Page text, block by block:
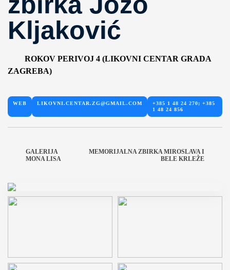
Kljaković
ROKOV PERIVOJ 4 (LIKOVNI CENTAR GRADA
ZAGREBA)
WEB LIKOVNI.CENTAR.ZG@GMAIL.COM
+385 1 48 24 270; +385
1 48 24 856
GALERIJA
MONA LISA
MEMORIJALNA ZBIRKA MIROSLAVA I
BELE KRLEŽE